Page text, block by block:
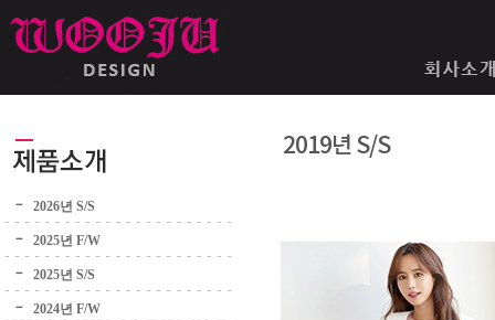
2026년 S/S
2025년 F/W
2025년 S/S
2024년 F/W
2019년 S/S